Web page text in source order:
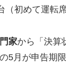
（初めて運転
家から「決算
5月が申告期限